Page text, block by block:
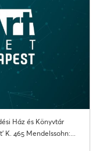
Ház és Könyvtár
K. 465 Mendelssohn:...